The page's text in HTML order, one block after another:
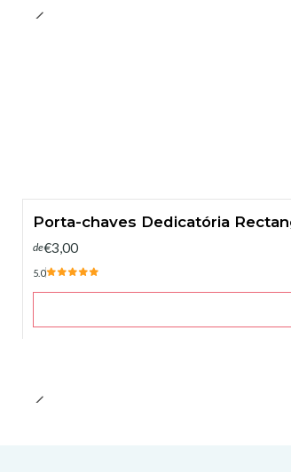
Porta-chaves Dedicatória
de€3,00
5.0